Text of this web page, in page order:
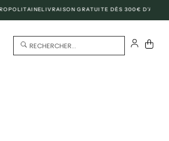
LIVRAISON GRATUITE DÈS 300€ D'ACHAT À
RECHERCHER...